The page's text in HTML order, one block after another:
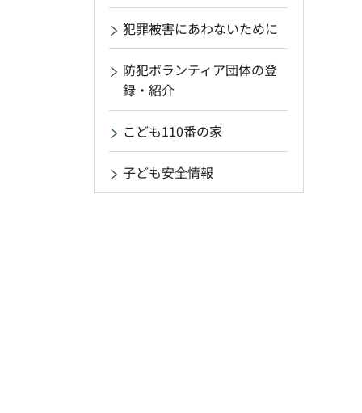
犯罪被害にあわないために
防犯ボランティア団体の登
録・紹介
こども110番の家
子ども安全情報